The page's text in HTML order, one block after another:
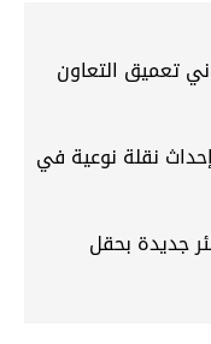
تعميق التعاون
نقلة نوعية في
جديدة بحقل